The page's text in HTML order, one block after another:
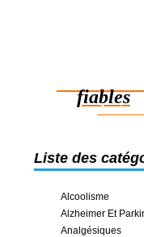
fiables
des
Liste des
Alcoolisme
Alzheimer Et
Analgésiques